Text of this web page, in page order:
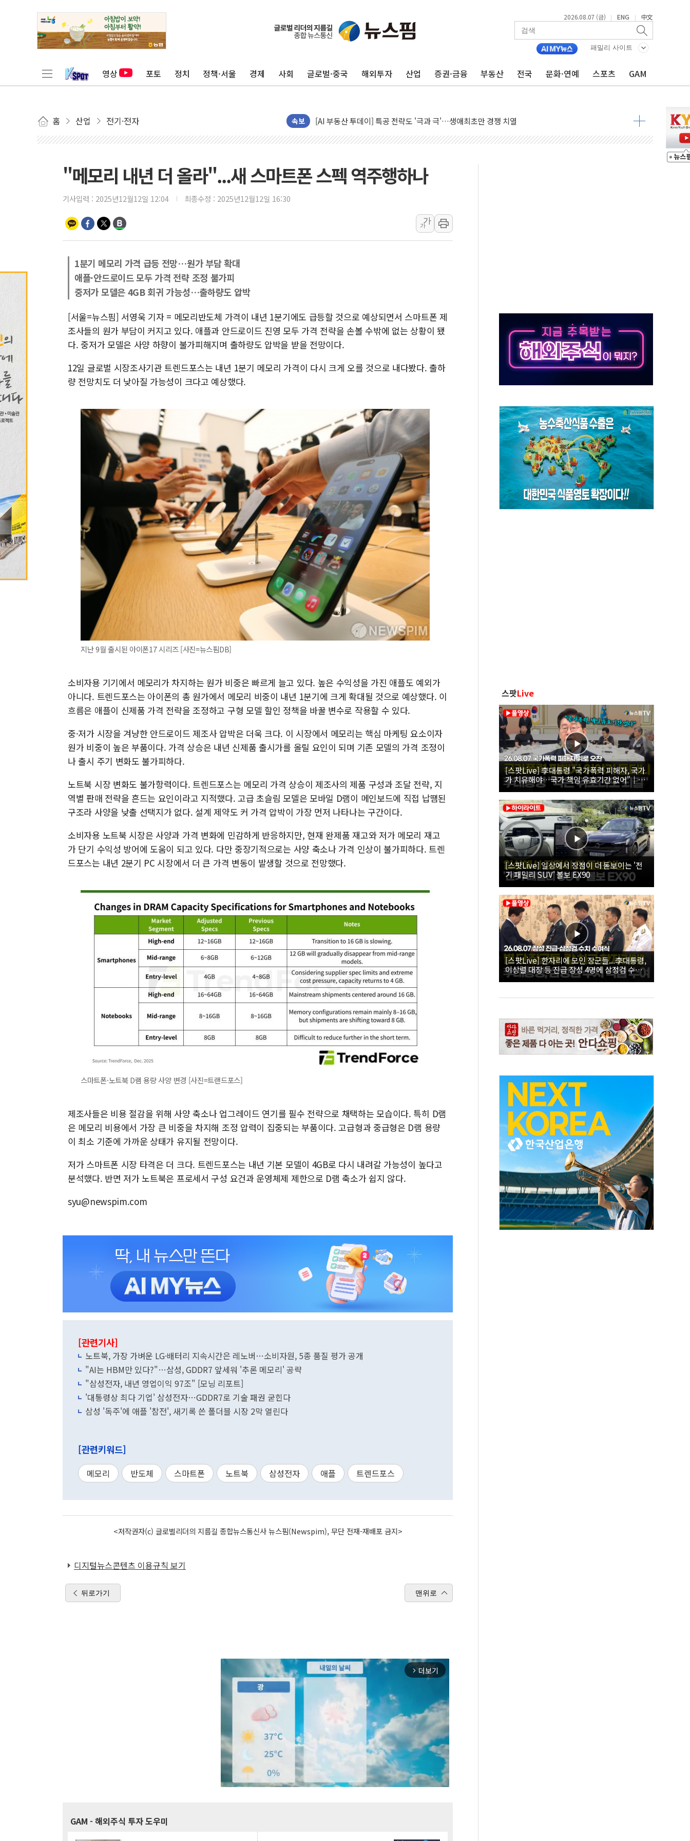
2026.08.07 (금) | ENG | 中文
패밀리 사이트
영상 포토 정치 정책·서울 경제 사회 글로벌·중국 해외투자 산업 증권·금융 부동산 전국 문화·연예 스포츠 GAM
홈 산업 전기·전자 속보
신길동 신축도 3.3㎡당 7250만원…써밋 클라비온 59㎡ 18억원대
용산공원·그린벨트로 또 충돌…반복되는 국토부-서울시 '정책 엇박자'
[코인시황] 비트코인 6만4000달러대 횡보…고래·ETF 매수에도 고유가·금리·입법 지연 '삼중 부담'
[베트남 증시] 유동성 부진 지속, 강보합 마감...석유·가스주 올랐지만 빈그룹이 상쇄
후티 반군, 예멘 정부군과 사우디 동시 공격… 위기 고조되는 또 다른 중동 화약고
42.5도 역대급 폭염…동물들도 특별식으로 여름나기 [뉴스핌 줌인]
포스코홀딩스, 포스코인터·DX 지분 일부 매각
태국 학교서 중학생 총기 난사...최소 7명 사망
40.2도 찍은 서울 등 폭염중대경보 해제…누적 온열질환자 2872명
워트, 상반기 영업이익 30억원
프롬바이오, 10일 거래 재개…"재무구조 개편"
NH농협생명, 농작업 중 온열질환 보장…폭염기 신속 보상 강화
아바코, 2분기 매출 120억원
"메모리 내년 더 올라"...새 스마트폰 스펙 역주행하나
기사입력 : 2025년12월12일 12:04 최종수정 : 2025년12월12일 16:30
가
가
1분기 메모리 가격 급등 전망…원가 부담 확대
애플·안드로이드 모두 가격 전략 조정 불가피
중저가 모델은 4GB 회귀 가능성…출하량도 압박
[서울=뉴스핌] 서영욱 기자 = 메모리반도체 가격이 내년 1분기에도 급등할 것으로 예상되면서 스마트폰 제
조사들의 원가 부담이 커지고 있다. 애플과 안드로이드 진영 모두 가격 전략을 손볼 수밖에 없는 상황이 됐
다. 중저가 모델은 사양 하향이 불가피해지며 출하량도 압박을 받을 전망이다.
12일 글로벌 시장조사기관 트렌드포스는 내년 1분기 메모리 가격이 다시 크게 오를 것으로 내다봤다. 출하
량 전망치도 더 낮아질 가능성이 크다고 예상했다.
지난 9월 출시된 아이폰17 시리즈 [사진=뉴스핌DB]
소비자용 기기에서 메모리가 차지하는 원가 비중은 빠르게 늘고 있다. 높은 수익성을 가진 애플도 예외가
아니다. 트렌드포스는 아이폰의 총 원가에서 메모리 비중이 내년 1분기에 크게 확대될 것으로 예상했다. 이
흐름은 애플이 신제품 가격 전략을 조정하고 구형 모델 할인 정책을 바꿀 변수로 작용할 수 있다.
중·저가 시장을 겨냥한 안드로이드 제조사 압박은 더욱 크다. 이 시장에서 메모리는 핵심 마케팅 요소이자
원가 비중이 높은 부품이다. 가격 상승은 내년 신제품 출시가를 올릴 요인이 되며 기존 모델의 가격 조정이
나 출시 주기 변화도 불가피하다.
노트북 시장 변화도 불가항력이다. 트렌드포스는 메모리 가격 상승이 제조사의 제품 구성과 조달 전략, 지
역별 판매 전략을 흔드는 요인이라고 지적했다. 고급 초슬림 모델은 모바일 D램이 메인보드에 직접 납땜된
구조라 사양을 낮출 선택지가 없다. 설계 제약도 커 가격 압박이 가장 먼저 나타나는 구간이다.
소비자용 노트북 시장은 사양과 가격 변화에 민감하게 반응하지만, 현재 완제품 재고와 저가 메모리 재고
가 단기 수익성 방어에 도움이 되고 있다. 다만 중장기적으로는 사양 축소나 가격 인상이 불가피하다. 트렌
드포스는 내년 2분기 PC 시장에서 더 큰 가격 변동이 발생할 것으로 전망했다.
스마트폰·노트북 D램 용량 사양 변경 [사진=트랜드포스]
제조사들은 비용 절감을 위해 사양 축소나 업그레이드 연기를 필수 전략으로 채택하는 모습이다. 특히 D램
은 메모리 비용에서 가장 큰 비중을 차지해 조정 압력이 집중되는 부품이다. 고급형과 중급형은 D램 용량
이 최소 기준에 가까운 상태가 유지될 전망이다.
저가 스마트폰 시장 타격은 더 크다. 트렌드포스는 내년 기본 모델이 4GB로 다시 내려갈 가능성이 높다고
분석했다. 반면 저가 노트북은 프로세서 구성 요건과 운영체제 제한으로 D램 축소가 쉽지 않다.
syu@newspim.com
[관련기사]
노트북, 가장 가벼운 LG·배터리 지속시간은 레노버…소비자원, 5종 품질 평가 공개
"AI는 HBM만 있다?"…삼성, GDDR7 앞세워 '추론 메모리' 공략
"삼성전자, 내년 영업이익 97조" [모닝 리포트]
'대통령상 최다 기업' 삼성전자…GDDR7로 기술 패권 굳힌다
삼성 '독주'에 애플 '참전', 새기록 쓴 폴더블 시장 2막 열린다
[관련키워드]
메모리 반도체 스마트폰 노트북 삼성전자 애플 트렌드포스
<저작권자(c) 글로벌리더의 지름길 종합뉴스통신사 뉴스핌(Newspim), 무단 전재-재배포 금지>
디지털뉴스콘텐츠 이용규칙 보기
뒤로가기 맨위로
arrow_forward_ios 더보기
GAM - 해외주식 투자 도우미
스팟Live
[스팟Live] 李대통령 "국가폭력 피해자, 국가
가 치유해야…국가 책임 유효기간 없어"｜
26.08.07 국가폭력 피해자 위로 오찬
[스팟Live] 일상에서 장점이 더 돋보이는 '전
기 패밀리 SUV' 볼보 EX90
[스팟Live] 한자리에 모인 장군들...李대통령,
이상렬 대장 등 진급 장성 4명에 삼정검 수치
직접 수여｜26.08.07 장성 진급·삼정검 수치